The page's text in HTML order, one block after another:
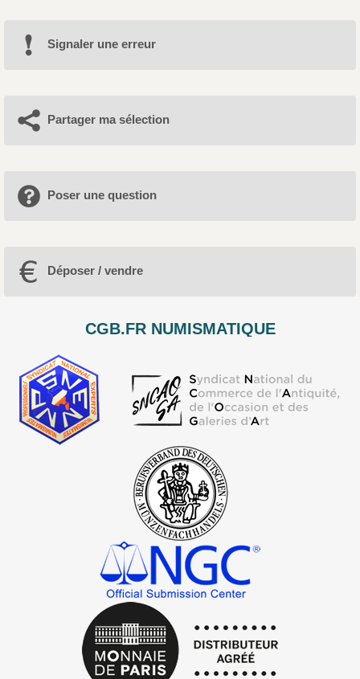
Signaler une erreur
Partager ma sélection
Poser une question
Déposer / vendre
CGB.FR NUMISMATIQUE